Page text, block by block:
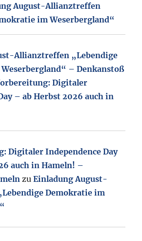
August-Allianztreffen
im Weserbergland“
Allianztreffen „Lebendige
– Denkanstoß
Digitaler
– ab Herbst 2026 auch in
Digitaler Independence Day
auch in Hameln! –
zuEinladung August-
Demokratie im